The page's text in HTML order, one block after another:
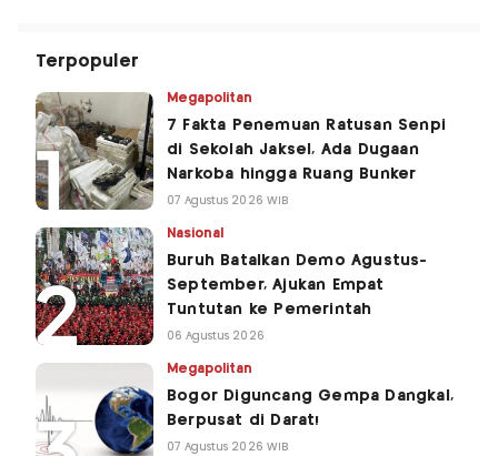
Terpopuler
Megapolitan
7 Fakta Penemuan Ratusan Senpi
di Sekolah Jaksel, Ada Dugaan
Narkoba hingga Ruang Bunker
07 Agustus 2026 WIB
Nasional
Buruh Batalkan Demo Agustus-
September, Ajukan Empat
Tuntutan ke Pemerintah
06 Agustus 2026
Megapolitan
Bogor Diguncang Gempa Dangkal,
Berpusat di Darat!
07 Agustus 2026 WIB